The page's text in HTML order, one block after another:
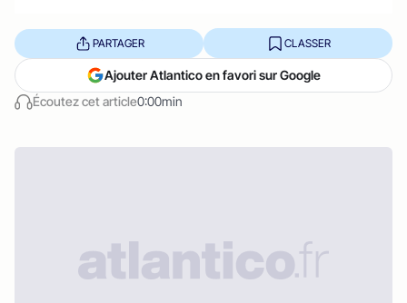
Écoutez cet article0:00min
PARTAGER CLASSER
Ajouter Atlantico en favori sur Google